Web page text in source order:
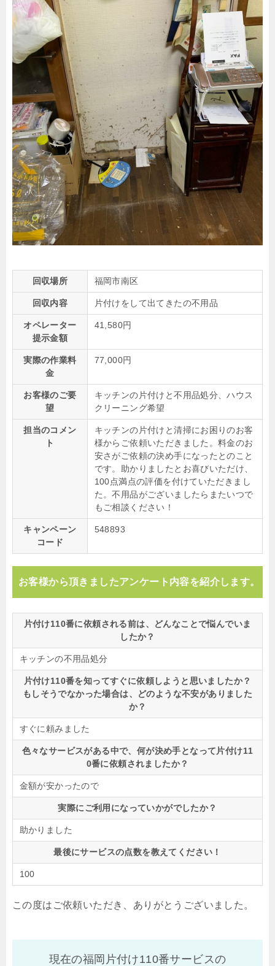
回収場所 福岡市南区
回収内容 片付けをして出てきたの不用品
オペレーター
提示金額
41,580円
実際の作業料
金
77,000円
お客様のご要
望
キッチンの片付けと不用品処分、ハウス
クリーニング希望
担当のコメン
ト
キッチンの片付けと清掃にお困りのお客
様からご依頼いただきました。料金のお
安さがご依頼の決め手になったとのこと
です。助かりましたとお喜びいただけ、
100点満点の評価を付けていただきまし
た。不用品がございましたらまたいつで
もご相談ください！
キャンペーン
コード
548893
お客様から頂きましたアンケート内容を紹介します。
片付け110番に依頼される前は、どんなことで悩んでいま
したか？
キッチンの不用品処分
片付け110番を知ってすぐに依頼しようと思いましたか？
もしそうでなかった場合は、どのような不安がありました
か？
すぐに頼みました
色々なサービスがある中で、何が決め手となって片付け11
0番に依頼されましたか？
金額が安かったので
実際にご利用になっていかがでしたか？
助かりました
最後にサービスの点数を教えてください！
100
この度はご依頼いただき、ありがとうございました。
現在の福岡片付け110番サービスの